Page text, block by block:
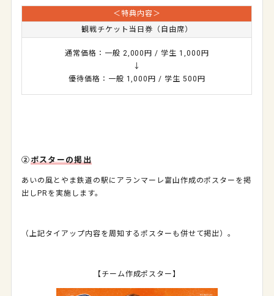
＜特典内容＞
観戦チケット当日券（自由席）
通常価格：一般 2,000円 / 学生 1,000円
↓
優待価格：一般 1,000円 / 学生 500円
②ポスターの掲出
あいの風とやま鉄道の駅にアランマーレ富山作成のポスターを掲
出し PRを実施します。
（上記タイアップ内容を周知するポスターも併せて掲出）。
【チーム作成ポスター】